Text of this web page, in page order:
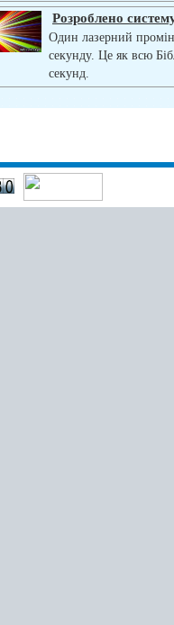
Розроблено
Один лазерний
секунду. Це як всю
секунд.